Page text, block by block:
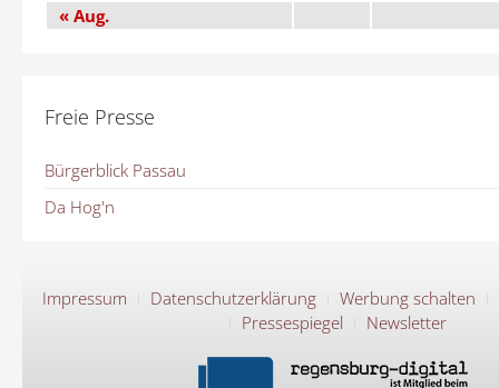
« Aug.
Freie Presse
Bürgerblick Passau
Da Hog'n
Impressum Datenschutzerklärung
Werbung schalten
Pressespiegel
Newsletter